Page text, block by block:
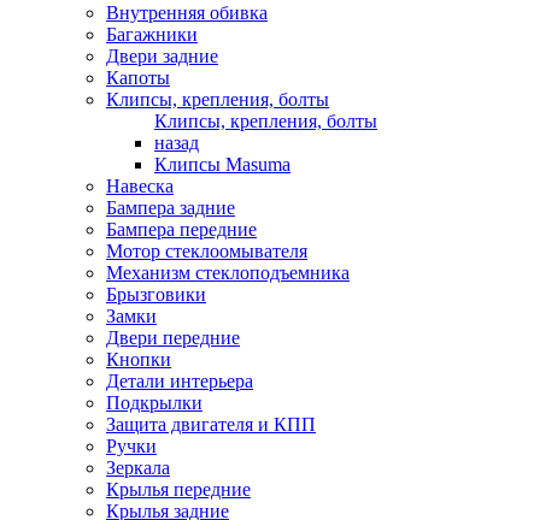
Внутренняя обивка
Багажники
Двери задние
Капоты
Клипсы, крепления, болты
Клипсы, крепления, болты
назад
Клипсы Masuma
Навеска
Бампера задние
Бампера передние
Мотор стеклоомывателя
Механизм стеклоподъемника
Брызговики
Замки
Двери передние
Кнопки
Детали интерьера
Подкрылки
Защита двигателя и КПП
Ручки
Зеркала
Крылья передние
Крылья задние